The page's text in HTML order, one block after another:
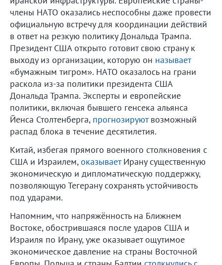
члены НАТО оказались неспособны даже провести
официальную встречу для координации действий
в ответ на резкую политику Дональда Трампа.
Президент США открыто готовит свою страну к
выходу из организации, которую он называет
«бумажным тигром». НАТО оказалось на грани
раскола из-за политики президента США
Дональда Трампа. Эксперты и европейские
политики, включая бывшего генсека альянса
Йенса Столтенберга, прогнозируютвозможный
распад блока в течение десятилетия.
Китай, избегая прямого военного столкновения с
США и Израилем,оказываетИрану существенную
экономическую и дипломатическую поддержку,
позволяющую Тегерану сохранять устойчивость
под ударами.
Напомним, что напряжённость на Ближнем
Востоке, обострившаяся после ударов США и
Израиля по Ирану, уже оказывает ощутимое
экономическое давление на страны Восточной